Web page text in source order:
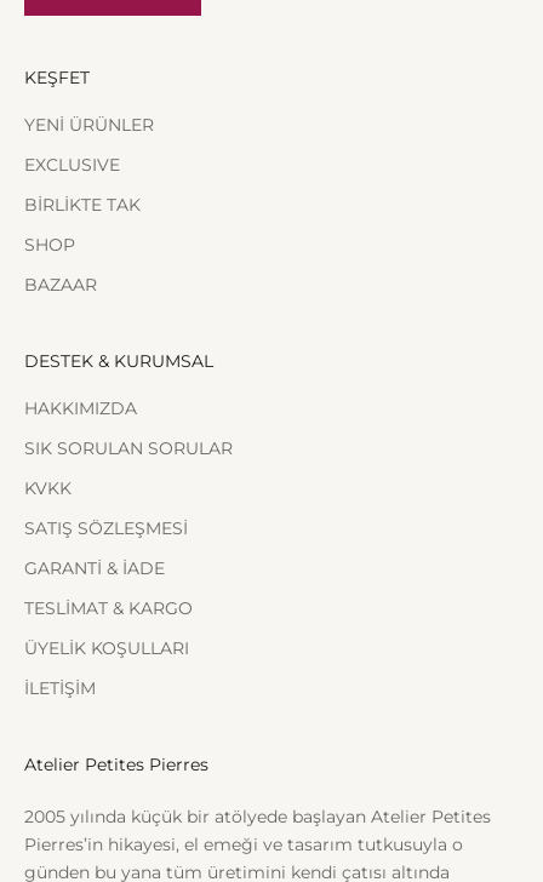
KEŞFET
YENİ ÜRÜNLER
EXCLUSIVE
BİRLİKTE TAK
SHOP
BAZAAR
DESTEK & KURUMSAL
HAKKIMIZDA
SIK SORULAN SORULAR
KVKK
SATIŞ SÖZLEŞMESİ
GARANTİ & İADE
TESLİMAT & KARGO
ÜYELİK KOŞULLARI
İLETİŞİM
Atelier Petites Pierres
2005 yılında küçük bir atölyede başlayan Atelier Petites
Pierres’in hikayesi, el emeği ve tasarım tutkusuyla o
günden bu yana tüm üretimini kendi çatısı altında